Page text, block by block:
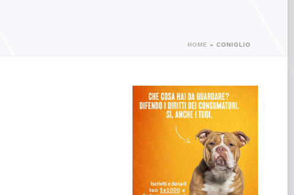
HOME » CONIGLIO